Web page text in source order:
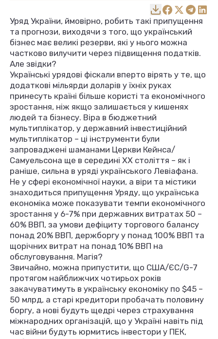
Уряд України, ймовірно, робить такі припущення
та прогнози, виходячи з того, що український
бізнес має великі резерви, які у нього можна
частково вилучити через підвищення податків.
Але звідки?
Українські урядові фіскали вперто вірять у те, що
додаткові мільярди доларів у їхніх руках
принесуть країні більше користі та економічного
зростання, ніж якщо залишається у кишенях
людей та бізнесу. Віра в бюджетний
мультиплікатор, у державний інвестиційний
мультиплікатор – ці інструменти були
запроваджені шаманами Церкви Кейнса/
Самуельсона ще в середині ХХ століття – як і
раніше, сильна в уряді українського Левіафана.
Не у сфері економічної науки, а віри та містики
знаходиться припущення Уряду, що українська
економіка може показувати темпи економічного
зростання у 6-7% при державних витратах 50 –
60% ВВП, за умови дефіциту торгового балансу
понад 20% ВВП, держборгу у понад 100% ВВП та
щорічних витрат на понад 10% ВВП на
обслуговування. Магія?
Звичайно, можна припустити, що США/ЄС/G-7
протягом найближчих чотирьох років
закачуватимуть в українську економіку по $45 –
50 млрд, а старі кредитори пробачать половину
боргу, а нові будуть щедрі через страхування
міжнародних організацій, що у Україні навіть під
час війни будуть юрмитись інвестори у ПЕК,